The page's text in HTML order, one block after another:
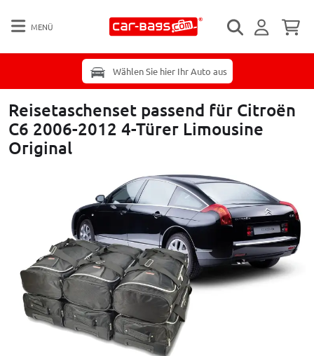
MENÜ
Wählen Sie hier Ihr Auto aus
Reisetaschenset passend für Citroën
C6 2006-2012 4-Türer Limousine
Original